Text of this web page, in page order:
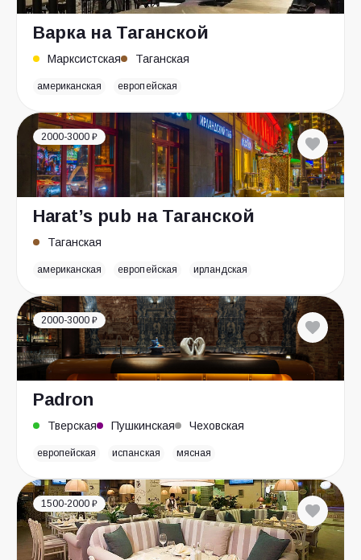
Варка на Таганской
Марксистская Таганская
американская европейская
2000-3000 ₽
Harat’s pub на Таганской
Таганская
американская европейская ирландская
2000-3000 ₽
Padron
Тверская Пушкинская Чеховская
европейская испанская мясная
1500-2000 ₽